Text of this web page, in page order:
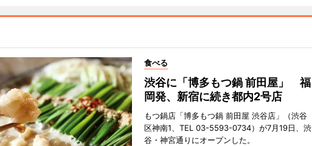
食べる
渋谷に「博多もつ鍋 前田屋」 福
岡発、新宿に続き都内2号店
もつ鍋店「博多もつ鍋 前田屋 渋谷店」（渋谷
区神南1、TEL 03-5593-0734）が7月19日、渋
谷・神宮通りにオープンした。